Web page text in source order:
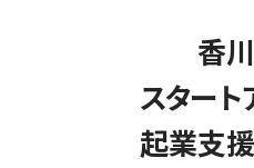
香
スタート
起業支